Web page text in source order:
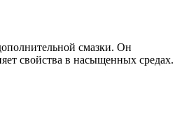
смазки. Он
свойства в насыщенных средах.